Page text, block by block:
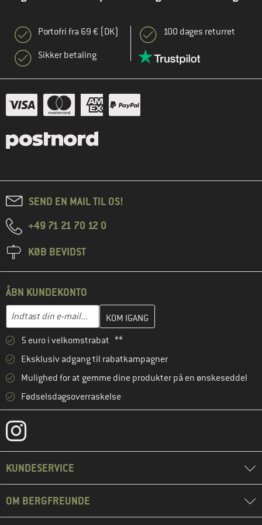
Portofri fra 69 € (DK)
Sikker betaling
100 dages returret
SEND EN MAIL TIL OS!
+49 71 21 70 12 0
KØB BEVIDST
ÅBN KUNDEKONTO
E-mail-adresse
Indtast din e-mailadresse her, og opret i næste trin din
5 euro i velkomstrabat **
Eksklusiv adgang til rabatkampagner
Mulighed for at gemme dine produkter på en ønskeseddel
Fødselsdagsoverraskelse
KUNDESERVICE
OM BERGFREUNDE